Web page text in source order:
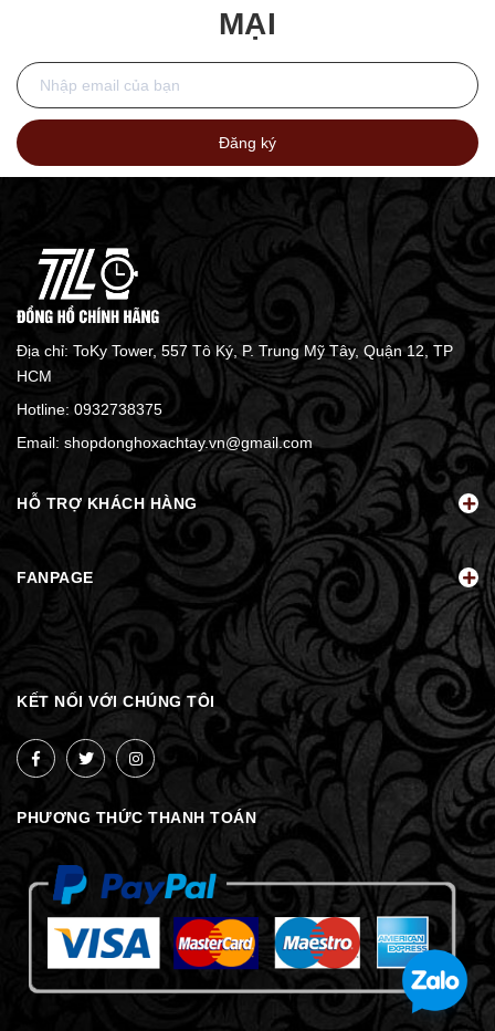
MẠI
Đăng ký
Địa chỉ: ToKy Tower, 557 Tô Ký, P. Trung Mỹ Tây, Quận 12, TP
HCM
Hotline: 0932738375
Email: shopdonghoxachtay.vn@gmail.com
HỖ TRỢ KHÁCH HÀNG
FANPAGE
KẾT NỐI VỚI CHÚNG TÔI
PHƯƠNG THỨC THANH TOÁN